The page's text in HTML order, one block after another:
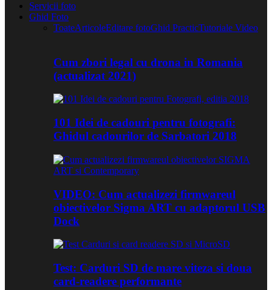
Servicii foto
Ghid Foto
ToateArticoleEditare fotoGhid PracticTutoriale Video
Cum zbori legal cu drona in Romania
(actualizat 2021)
101 Idei de cadouri pentru fotografi:
Ghidul cadourilor de Sarbatori 2018
VIDEO: Cum actualizezi firmwareul
obiectivelor Sigma ART cu adaptorul USB
Dock
Test: Carduri SD de mare viteza si doua
card-readere performante